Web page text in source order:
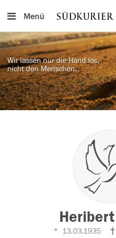
Menü
Wir lassen nur die Hand los,
nicht den Menschen.
13.03.1935